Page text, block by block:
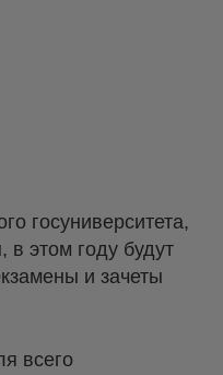
госуниверситета,
этом году будут
и зачеты
всего